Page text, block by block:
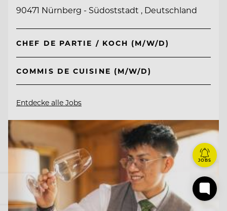
90471 Nürnberg - Südoststadt , Deutschland
CHEF DE PARTIE / KOCH (M/W/D)
COMMIS DE CUISINE (M/W/D)
Entdecke alle Jobs
JOBS